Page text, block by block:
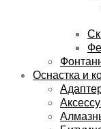
Оснастка и